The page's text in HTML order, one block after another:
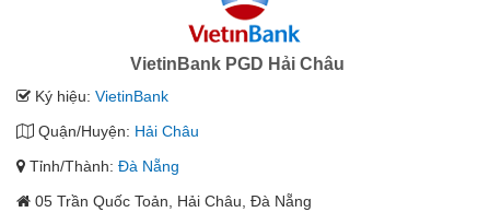
VietinBank PGD Hải Châu
Ký hiệu: VietinBank
Quận/Huyện: Hải Châu
Tỉnh/Thành: Đà Nẵng
05 Trần Quốc Toản, Hải Châu, Đà Nẵng